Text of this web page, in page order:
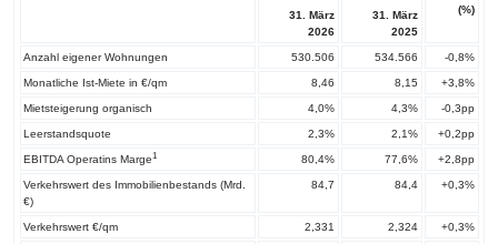
31. März
2026
31. März
2025
(%)
Anzahl eigener Wohnungen 530.506 534.566 -0,8%
Monatliche Ist-Miete in €/qm 8,46 8,15 +3,8%
Mietsteigerung organisch 4,0% 4,3% -0,3pp
Leerstandsquote 2,3% 2,1% +0,2pp
EBITDA Operatins Marge1 80,4% 77,6% +2,8pp
Verkehrswert des Immobilienbestands (Mrd.
€)
84,7 84,4 +0,3%
Verkehrswert €/qm 2,331 2,324 +0,3%